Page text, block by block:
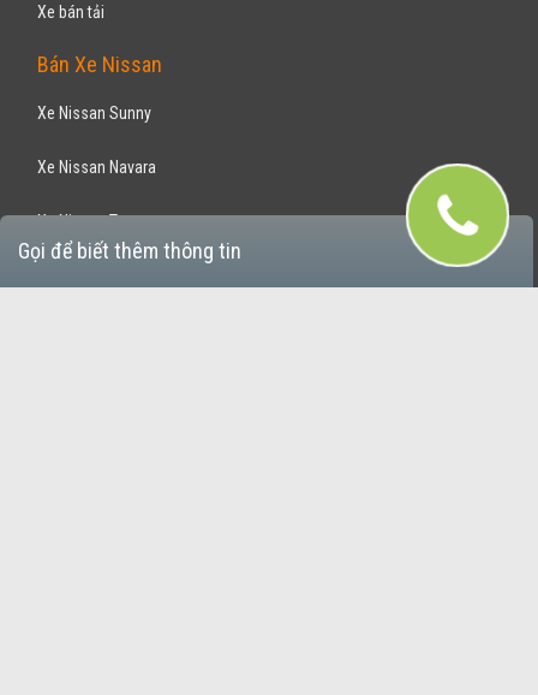
Gọi để biết thêm thông tin
Xe bán tải
Bán Xe Nissan
Xe Nissan Sunny
Xe Nissan Navara
Xe Nissan Teana